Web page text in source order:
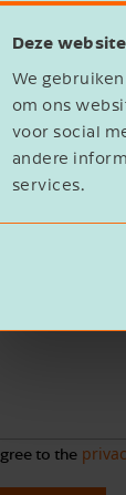
Deze
We
om ons
voor social
andere
services.
phone
address
name
to the